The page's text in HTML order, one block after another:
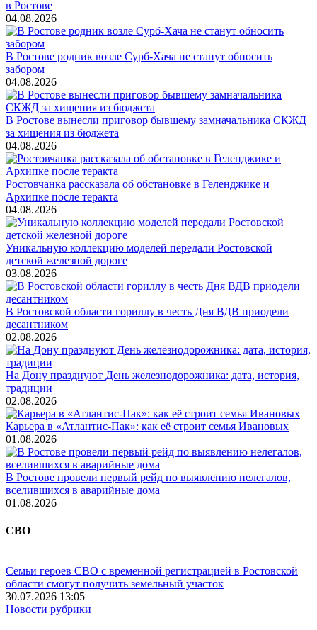
в Ростове
04.08.2026
В Ростове родник возле Сурб-Хача не станут обносить
забором
04.08.2026
В Ростове вынесли приговор бывшему замначальника СКЖД
за хищения из бюджета
04.08.2026
Ростовчанка рассказала об обстановке в Геленджике и
Архипке после теракта
04.08.2026
Уникальную коллекцию моделей передали Ростовской
детской железной дороге
03.08.2026
В Ростовской области гориллу в честь Дня ВДВ приодели
десантником
02.08.2026
На Дону празднуют День железнодорожника: дата, история,
традиции
02.08.2026
Карьера в «Атлантис-Пак»: как её строит семья Ивановых
01.08.2026
В Ростове провели первый рейд по выявлению нелегалов,
вселившихся в аварийные дома
01.08.2026
СВО
Семьи героев СВО с временной регистрацией в Ростовской
области смогут получить земельный участок
30.07.2026 13:05
Новости рубрики